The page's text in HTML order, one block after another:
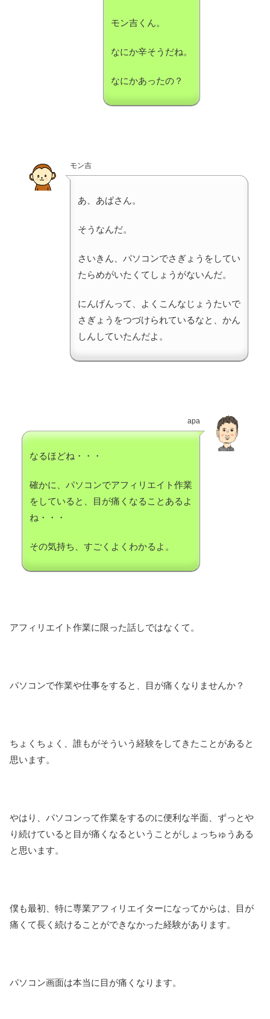
モン吉くん。
なにか辛そうだね。
なにかあったの？
モン吉
あ、あぱさん。
そうなんだ。
さいきん、パソコンでさぎょうをしてい
たらめがいたくてしょうがないんだ。
にんげんって、よくこんなじょうたいで
さぎょうをつづけられているなと、かん
しんしていたんだよ。
apa
なるほどね・・・
確かに、パソコンでアフィリエイト作業
をしていると、目が痛くなることあるよ
ね・・・
その気持ち、すごくよくわかるよ。
アフィリエイト作業に限った話しではなくて。
パソコンで作業や仕事をすると、目が痛くなりませんか？
ちょくちょく、誰もがそういう経験をしてきたことがあると
思います。
やはり、パソコンって作業をするのに便利な半面、ずっとや
り続けていると目が痛くなるということがしょっちゅうある
と思います。
僕も最初、特に専業アフィリエイターになってからは、目が
痛くて長く続けることができなかった経験があります。
パソコン画面は本当に目が痛くなります。